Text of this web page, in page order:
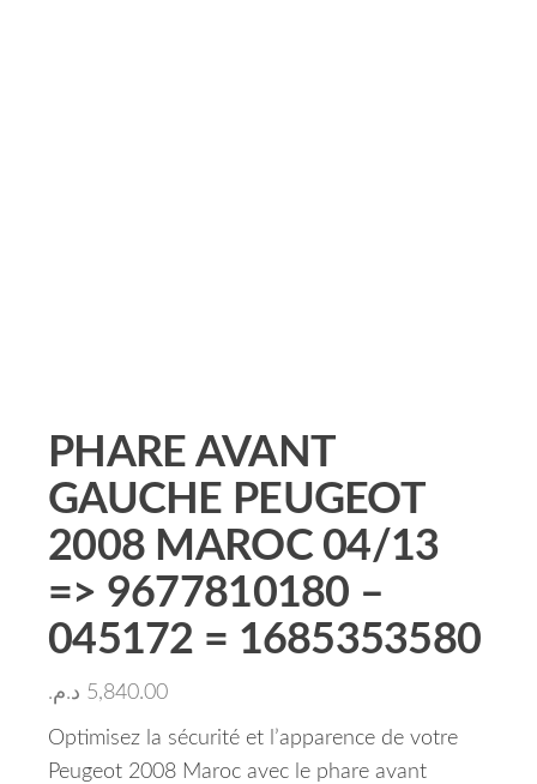
PHARE AVANT
GAUCHE PEUGEOT
2008 MAROC 04/13
=> 9677810180 –
045172 = 1685353580
5,840.00 د.م.
Optimisez la sécurité et l’apparence de votre
Peugeot 2008 Maroc avec le phare avant